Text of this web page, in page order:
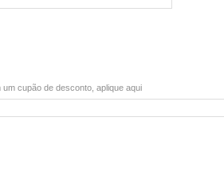
um cupão de desconto, aplique aqui